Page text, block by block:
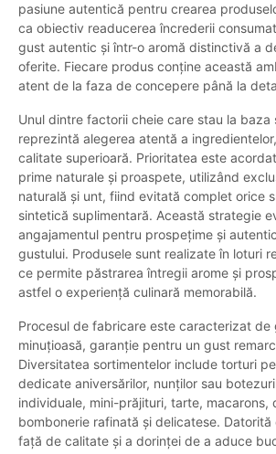
pasiune autentică pentru crearea
ca obiectiv readucerea încrederii
gust autentic și într-o aromă distinctivă a
oferite. Fiecare produs conține această
atent de la faza de concepere până la
Unul dintre factorii cheie care stau la baza
reprezintă alegerea atentă a
calitate superioară. Prioritatea este
prime naturale și proaspete, utilizând
naturală și unt, fiind evitată complet orice
sintetică suplimentară. Această strategie
angajamentul pentru prospețime și
gustului. Produsele sunt realizate în loturi
ce permite păstrarea întregii arome și
astfel o experiență culinară memorabilă.
Procesul de fabricare este caracterizat de
minuțioasă, garanție pentru un gust
Diversitatea sortimentelor include torturi
dedicate aniversărilor, nunților sau
individuale, mini-prăjituri, tarte, macarons,
bombonerie rafinată și delicatese.
față de calitate și a dorinței de a aduce